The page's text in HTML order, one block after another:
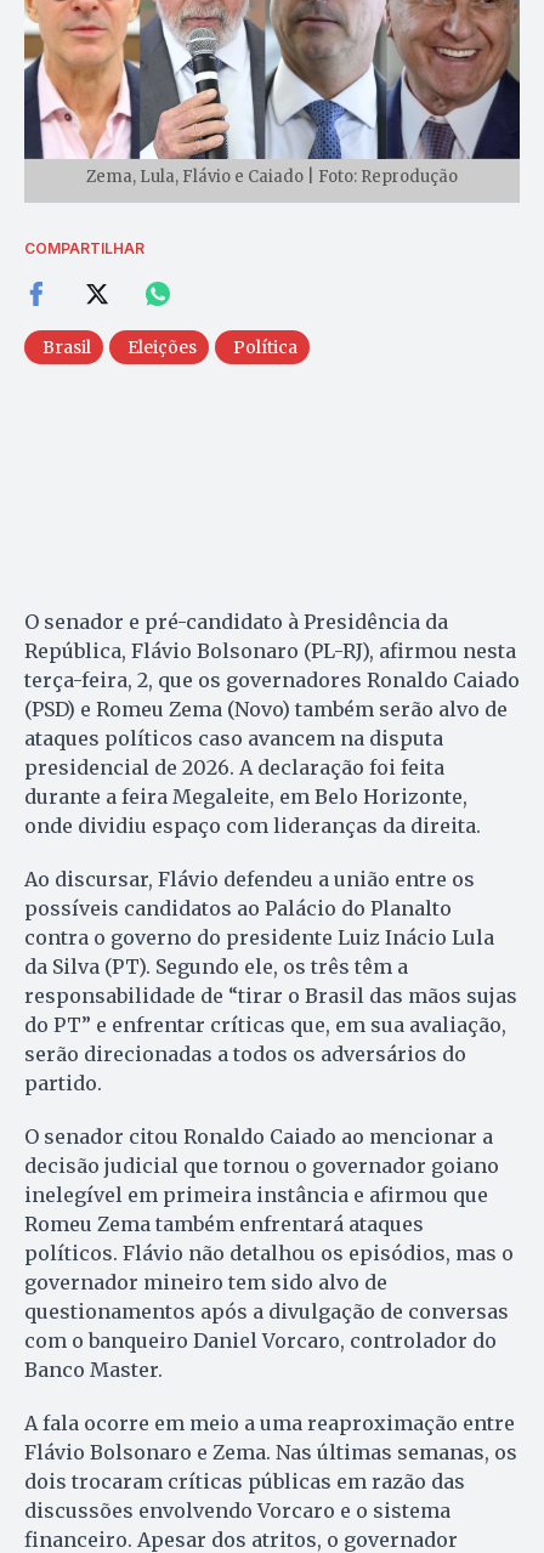
Zema, Lula, Flávio e Caiado | Foto: Reprodução
COMPARTILHAR
Brasil Eleições Política
O senador e pré-candidato à Presidência da
República, Flávio Bolsonaro (PL-RJ), afirmou nesta
terça-feira, 2, que os governadores Ronaldo Caiado
(PSD) e Romeu Zema (Novo) também serão alvo de
ataques políticos caso avancem na disputa
presidencial de 2026. A declaração foi feita
durante a feira Megaleite, em Belo Horizonte,
onde dividiu espaço com lideranças da direita.
Ao discursar, Flávio defendeu a união entre os
possíveis candidatos ao Palácio do Planalto
contra o governo do presidente Luiz Inácio Lula
da Silva (PT). Segundo ele, os três têm a
responsabilidade de “tirar o Brasil das mãos sujas
do PT” e enfrentar críticas que, em sua avaliação,
serão direcionadas a todos os adversários do
partido.
O senador citou Ronaldo Caiado ao mencionar a
decisão judicial que tornou o governador goiano
inelegível em primeira instância e afirmou que
Romeu Zema também enfrentará ataques
políticos. Flávio não detalhou os episódios, mas o
governador mineiro tem sido alvo de
questionamentos após a divulgação de conversas
com o banqueiro Daniel Vorcaro, controlador do
Banco Master.
A fala ocorre em meio a uma reaproximação entre
Flávio Bolsonaro e Zema. Nas últimas semanas, os
dois trocaram críticas públicas em razão das
discussões envolvendo Vorcaro e o sistema
financeiro. Apesar dos atritos, o governador